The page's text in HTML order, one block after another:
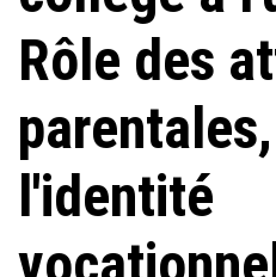
Rôle des
l'identité